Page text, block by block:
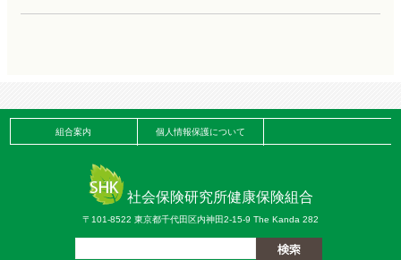
組合案内 個人情報保護について
社会保険研究所健康保険組合
〒101-8522 東京都千代田区内神田2-15-9 The Kanda 282